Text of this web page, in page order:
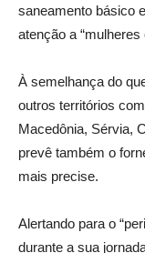
saneamento básico
atenção a “mulheres
À semelhança do
outros territórios
Macedônia, Sérvia,
prevê também o
mais precise.
Alertando para o
durante a sua